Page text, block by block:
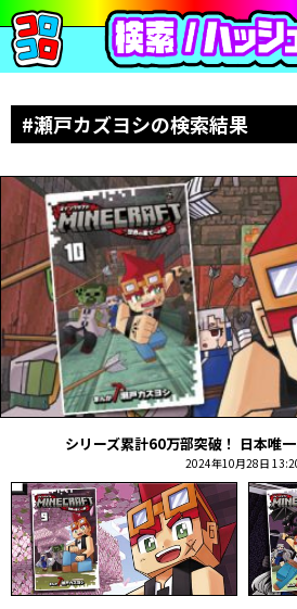
#瀬戸カズヨシの検索結果
シリーズ累計60万部突破！ 日本唯
2024年10月28日